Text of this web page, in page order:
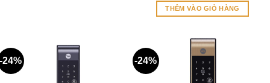
là:
17,700,000₫.
THÊM VÀO GIỎ HÀNG
-24% -24%